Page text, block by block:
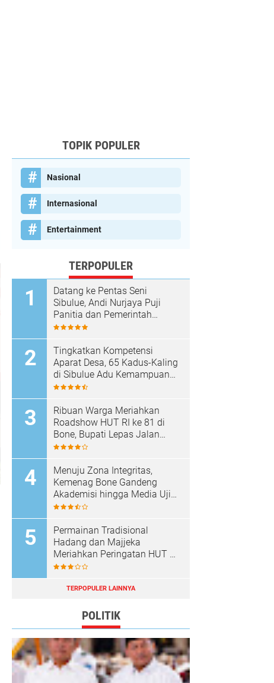
TOPIK POPULER
Nasional
Internasional
Entertainment
TERPOPULER
Datang ke Pentas Seni
Sibulue, Andi Nurjaya Puji
Panitia dan Pemerintah
Kecamatan
Tingkatkan Kompetensi
Aparat Desa, 65 Kadus-Kaling
di Sibulue Adu Kemampuan
Berpidato
Ribuan Warga Meriahkan
Roadshow HUT RI ke 81 di
Bone, Bupati Lepas Jalan
Santai
Menuju Zona Integritas,
Kemenag Bone Gandeng
Akademisi hingga Media Uji
Standar Pelayanan
Permainan Tradisional
Hadang dan Majjeka
Meriahkan Peringatan HUT RI
di Sibulue
TERPOPULER LAINNYA
POLITIK